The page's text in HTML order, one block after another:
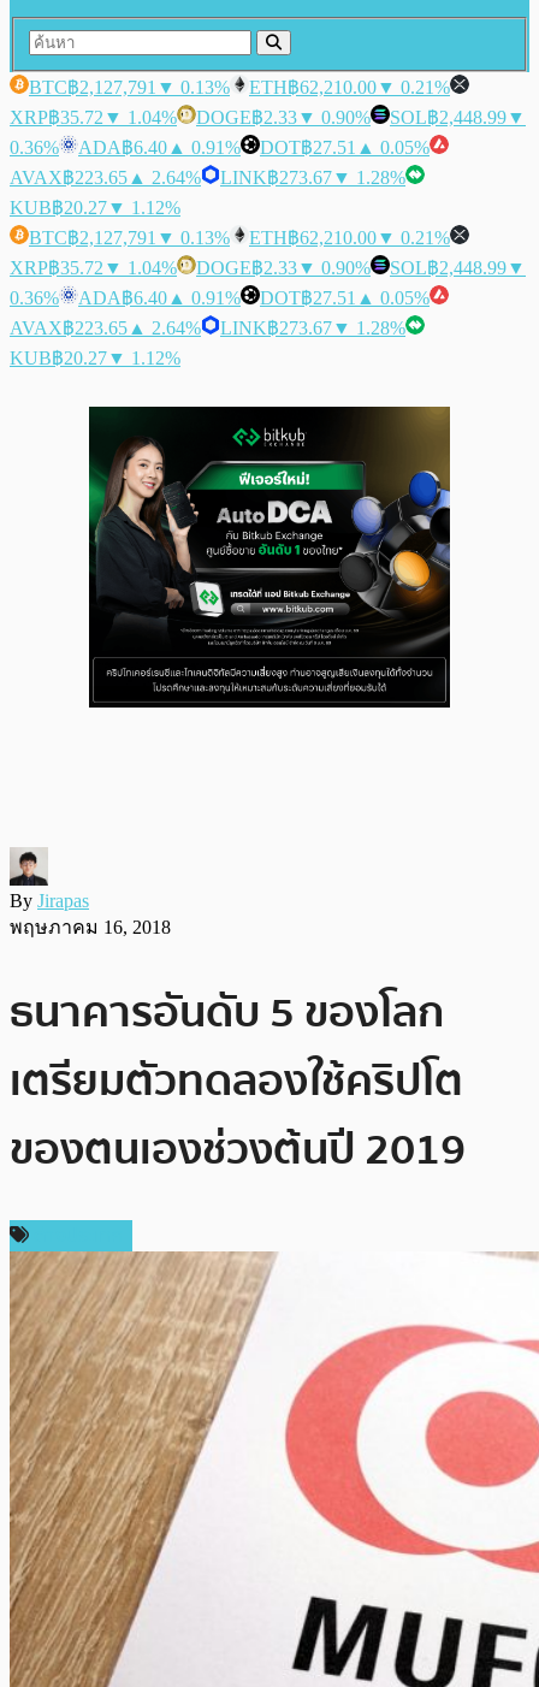
BTC฿2,127,791 ▼ 0.13% ETH฿62,210.00▼ 0.21%
XRP฿35.72 ▼ 1.04% DOGE฿2.33▼ 0.90% SOL฿2,448.99▼
0.36%
ADA฿6.40 ▲ 0.91% DOT฿27.51 ▲ 0.05%
AVAX฿223.65 ▲ 2.64% LINK฿273.67▼ 1.28%
KUB฿20.27▼ 1.12%
BTC฿2,127,791 ▼ 0.13% ETH฿62,210.00▼ 0.21%
XRP฿35.72 ▼ 1.04% DOGE฿2.33▼ 0.90% SOL฿2,448.99▼
0.36%
ADA฿6.40 ▲ 0.91% DOT฿27.51 ▲ 0.05%
AVAX฿223.65 ▲ 2.64% LINK฿273.67▼ 1.28%
KUB฿20.27▼ 1.12%
By Jirapas
พฤษภาคม 16, 2018
ธนาคารอันดับ 5 ของโลก
เตรียมตัวทดลองใช้คริปโต
ของตนเองช่วงต้นปี 2019